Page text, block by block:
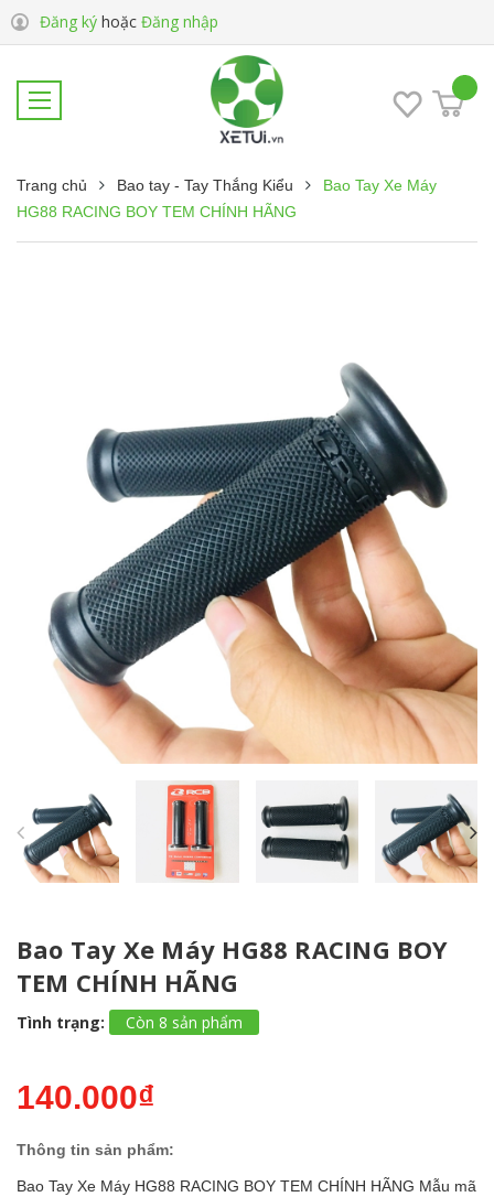
Đăng ký hoặc Đăng nhập
Trang chủ Bao tay - Tay Thắng Kiểu
Bao Tay Xe Máy
HG88 RACING BOY TEM CHÍNH HÃNG
Bao Tay Xe Máy HG88 RACING BOY
TEM CHÍNH HÃNG
Tình trạng: Còn 8 sản phẩm
140.000₫
Thông tin sản phẩm:
Bao Tay Xe Máy HG88 RACING BOY TEM CHÍNH HÃNG Mẫu mã